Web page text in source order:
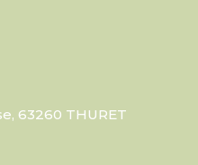
63260 THURET